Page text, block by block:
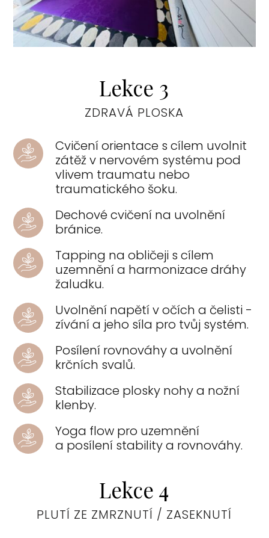
Lekce 3
ZDRAVÁ PLOSKA
Cvičení orientace s cílem uvolnit
zátěž v nervovém systému pod
vlivem traumatu nebo
traumatického šoku.
Dechové cvičení na uvolnění
bránice.
Tapping na obličeji s cílem
uzemnění a harmonizace dráhy
žaludku.
Uvolnění napětí v očích a čelisti -
zívání a jeho síla pro tvůj systém.
Posílení rovnováhy a uvolnění
krčních svalů.
Stabilizace plosky nohy a nožní
klenby.
Yoga flow pro uzemnění
a posílení stability a rovnováhy.
Lekce 4
PLUTÍ ZE ZMRZNUTÍ / ZASEKNUTÍ